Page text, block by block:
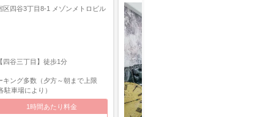
谷3丁目8-1 メゾンメトロビル
四谷三丁目】徒歩1分
キング多数（夕方～朝まで上限
駐車場により）
1時間あたり料金